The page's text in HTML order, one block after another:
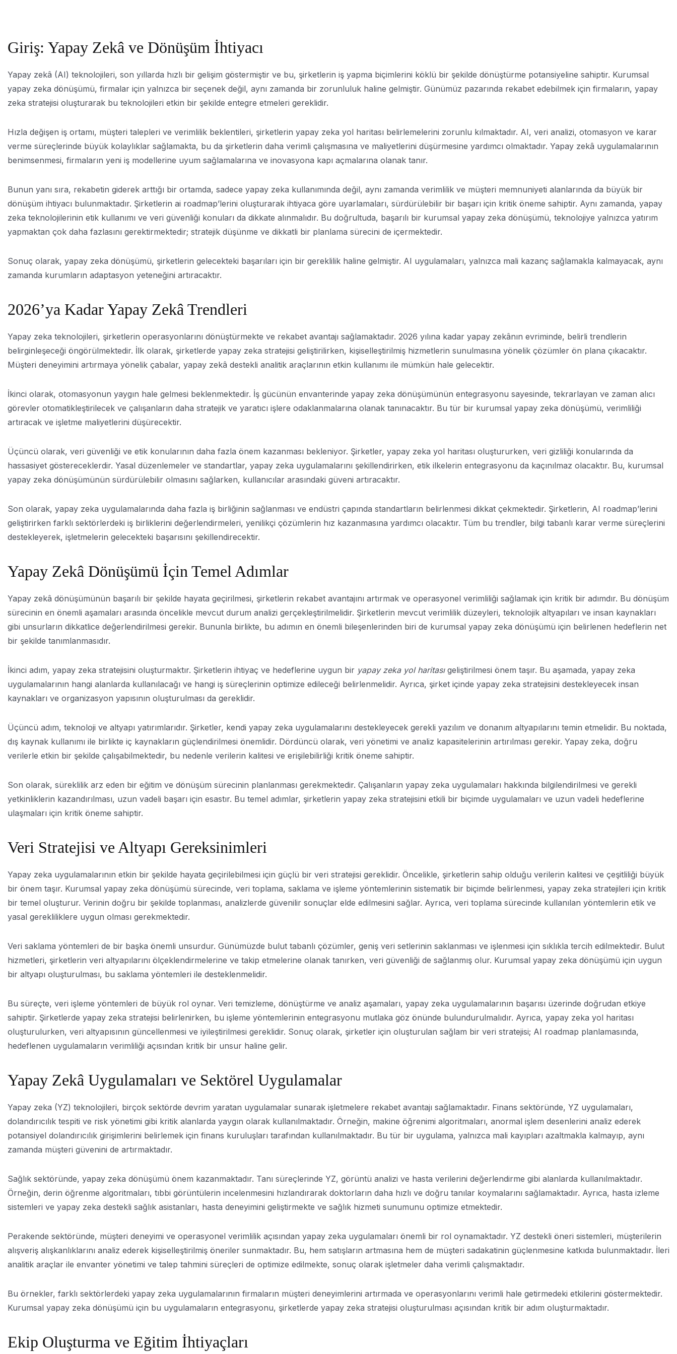
Giriş: Yapay Zekâ ve Dönüşüm İhtiyacı
Yapay zekâ (AI) teknolojileri, son yıllarda hızlı bir gelişim göstermiştir ve bu, şirketlerin iş yapma biçimlerini köklü bir şekilde dönüştürme potansiyeline sahiptir. Kurumsal
yapay zeka dönüşümü, firmalar için yalnızca bir seçenek değil, aynı zamanda bir zorunluluk haline gelmiştir. Günümüz pazarında rekabet edebilmek için firmaların, yapay
zeka stratejisi oluşturarak bu teknolojileri etkin bir şekilde entegre etmeleri gereklidir.
Hızla değişen iş ortamı, müşteri talepleri ve verimlilik beklentileri, şirketlerin yapay zeka yol haritası belirlemelerini zorunlu kılmaktadır. AI, veri analizi, otomasyon ve karar
verme süreçlerinde büyük kolaylıklar sağlamakta, bu da şirketlerin daha verimli çalışmasına ve maliyetlerini düşürmesine yardımcı olmaktadır. Yapay zekâ uygulamalarının
benimsenmesi, firmaların yeni iş modellerine uyum sağlamalarına ve inovasyona kapı açmalarına olanak tanır.
Bunun yanı sıra, rekabetin giderek arttığı bir ortamda, sadece yapay zeka kullanımında değil, aynı zamanda verimlilik ve müşteri memnuniyeti alanlarında da büyük bir
dönüşüm ihtiyacı bulunmaktadır. Şirketlerin ai roadmap’lerini oluşturarak ihtiyaca göre uyarlamaları, sürdürülebilir bir başarı için kritik öneme sahiptir. Aynı zamanda, yapay
zeka teknolojilerinin etik kullanımı ve veri güvenliği konuları da dikkate alınmalıdır. Bu doğrultuda, başarılı bir kurumsal yapay zeka dönüşümü, teknolojiye yalnızca yatırım
yapmaktan çok daha fazlasını gerektirmektedir; stratejik düşünme ve dikkatli bir planlama sürecini de içermektedir.
Sonuç olarak, yapay zeka dönüşümü, şirketlerin gelecekteki başarıları için bir gereklilik haline gelmiştir. AI uygulamaları, yalnızca mali kazanç sağlamakla kalmayacak, aynı
zamanda kurumların adaptasyon yeteneğini artıracaktır.
2026’ya Kadar Yapay Zekâ Trendleri
Yapay zeka teknolojileri, şirketlerin operasyonlarını dönüştürmekte ve rekabet avantajı sağlamaktadır. 2026 yılına kadar yapay zekânın evriminde, belirli trendlerin
belirginleşeceği öngörülmektedir. İlk olarak, şirketlerde yapay zeka stratejisi geliştirilirken, kişiselleştirilmiş hizmetlerin sunulmasına yönelik çözümler ön plana çıkacaktır.
Müşteri deneyimini artırmaya yönelik çabalar, yapay zekâ destekli analitik araçlarının etkin kullanımı ile mümkün hale gelecektir.
İkinci olarak, otomasyonun yaygın hale gelmesi beklenmektedir. İş gücünün envanterinde yapay zeka dönüşümünün entegrasyonu sayesinde, tekrarlayan ve zaman alıcı
görevler otomatikleştirilecek ve çalışanların daha stratejik ve yaratıcı işlere odaklanmalarına olanak tanınacaktır. Bu tür bir kurumsal yapay zeka dönüşümü, verimliliği
artıracak ve işletme maliyetlerini düşürecektir.
Üçüncü olarak, veri güvenliği ve etik konularının daha fazla önem kazanması bekleniyor. Şirketler, yapay zeka yol haritası oluştururken, veri gizliliği konularında da
hassasiyet göstereceklerdir. Yasal düzenlemeler ve standartlar, yapay zeka uygulamalarını şekillendirirken, etik ilkelerin entegrasyonu da kaçınılmaz olacaktır. Bu, kurumsal
yapay zeka dönüşümünün sürdürülebilir olmasını sağlarken, kullanıcılar arasındaki güveni artıracaktır.
Son olarak, yapay zeka uygulamalarında daha fazla iş birliğinin sağlanması ve endüstri çapında standartların belirlenmesi dikkat çekmektedir. Şirketlerin, AI roadmap’lerini
geliştirirken farklı sektörlerdeki iş birliklerini değerlendirmeleri, yenilikçi çözümlerin hız kazanmasına yardımcı olacaktır. Tüm bu trendler, bilgi tabanlı karar verme süreçlerini
destekleyerek, işletmelerin gelecekteki başarısını şekillendirecektir.
Yapay Zekâ Dönüşümü İçin Temel Adımlar
Yapay zekâ dönüşümünün başarılı bir şekilde hayata geçirilmesi, şirketlerin rekabet avantajını artırmak ve operasyonel verimliliği sağlamak için kritik bir adımdır. Bu dönüşüm
sürecinin en önemli aşamaları arasında öncelikle mevcut durum analizi gerçekleştirilmelidir. Şirketlerin mevcut verimlilik düzeyleri, teknolojik altyapıları ve insan kaynakları
gibi unsurların dikkatlice değerlendirilmesi gerekir. Bununla birlikte, bu adımın en önemli bileşenlerinden biri de kurumsal yapay zeka dönüşümü için belirlenen hedeflerin net
bir şekilde tanımlanmasıdır.
İkinci adım, yapay zeka stratejisini oluşturmaktır. Şirketlerin ihtiyaç ve hedeflerine uygun bir yapay zeka yol haritasıgeliştirilmesi önem taşır. Bu aşamada, yapay zeka
uygulamalarının hangi alanlarda kullanılacağı ve hangi iş süreçlerinin optimize edileceği belirlenmelidir. Ayrıca, şirket içinde yapay zeka stratejisini destekleyecek insan
kaynakları ve organizasyon yapısının oluşturulması da gereklidir.
Üçüncü adım, teknoloji ve altyapı yatırımlarıdır. Şirketler, kendi yapay zeka uygulamalarını destekleyecek gerekli yazılım ve donanım altyapılarını temin etmelidir. Bu noktada,
dış kaynak kullanımı ile birlikte iç kaynakların güçlendirilmesi önemlidir. Dördüncü olarak, veri yönetimi ve analiz kapasitelerinin artırılması gerekir. Yapay zeka, doğru
verilerle etkin bir şekilde çalışabilmektedir, bu nedenle verilerin kalitesi ve erişilebilirliği kritik öneme sahiptir.
Son olarak, süreklilik arz eden bir eğitim ve dönüşüm sürecinin planlanması gerekmektedir. Çalışanların yapay zeka uygulamaları hakkında bilgilendirilmesi ve gerekli
yetkinliklerin kazandırılması, uzun vadeli başarı için esastır. Bu temel adımlar, şirketlerin yapay zeka stratejisini etkili bir biçimde uygulamaları ve uzun vadeli hedeflerine
ulaşmaları için kritik öneme sahiptir.
Veri Stratejisi ve Altyapı Gereksinimleri
Yapay zeka uygulamalarının etkin bir şekilde hayata geçirilebilmesi için güçlü bir veri stratejisi gereklidir. Öncelikle, şirketlerin sahip olduğu verilerin kalitesi ve çeşitliliği büyük
bir önem taşır. Kurumsal yapay zeka dönüşümü sürecinde, veri toplama, saklama ve işleme yöntemlerinin sistematik bir biçimde belirlenmesi, yapay zeka stratejileri için kritik
bir temel oluşturur. Verinin doğru bir şekilde toplanması, analizlerde güvenilir sonuçlar elde edilmesini sağlar. Ayrıca, veri toplama sürecinde kullanılan yöntemlerin etik ve
yasal gerekliliklere uygun olması gerekmektedir.
Veri saklama yöntemleri de bir başka önemli unsurdur. Günümüzde bulut tabanlı çözümler, geniş veri setlerinin saklanması ve işlenmesi için sıklıkla tercih edilmektedir. Bulut
hizmetleri, şirketlerin veri altyapılarını ölçeklendirmelerine ve takip etmelerine olanak tanırken, veri güvenliği de sağlanmış olur. Kurumsal yapay zeka dönüşümü için uygun
bir altyapı oluşturulması, bu saklama yöntemleri ile desteklenmelidir.
Bu süreçte, veri işleme yöntemleri de büyük rol oynar. Veri temizleme, dönüştürme ve analiz aşamaları, yapay zeka uygulamalarının başarısı üzerinde doğrudan etkiye
sahiptir. Şirketlerde yapay zeka stratejisi belirlenirken, bu işleme yöntemlerinin entegrasyonu mutlaka göz önünde bulundurulmalıdır. Ayrıca, yapay zeka yol haritası
oluşturulurken, veri altyapısının güncellenmesi ve iyileştirilmesi gereklidir. Sonuç olarak, şirketler için oluşturulan sağlam bir veri stratejisi; AI roadmap planlamasında,
hedeflenen uygulamaların verimliliği açısından kritik bir unsur haline gelir.
Yapay Zekâ Uygulamaları ve Sektörel Uygulamalar
Yapay zeka (YZ) teknolojileri, birçok sektörde devrim yaratan uygulamalar sunarak işletmelere rekabet avantajı sağlamaktadır. Finans sektöründe, YZ uygulamaları,
dolandırıcılık tespiti ve risk yönetimi gibi kritik alanlarda yaygın olarak kullanılmaktadır. Örneğin, makine öğrenimi algoritmaları, anormal işlem desenlerini analiz ederek
potansiyel dolandırıcılık girişimlerini belirlemek için finans kuruluşları tarafından kullanılmaktadır. Bu tür bir uygulama, yalnızca mali kayıpları azaltmakla kalmayıp, aynı
zamanda müşteri güvenini de artırmaktadır.
Sağlık sektöründe, yapay zeka dönüşümü önem kazanmaktadır. Tanı süreçlerinde YZ, görüntü analizi ve hasta verilerini değerlendirme gibi alanlarda kullanılmaktadır.
Örneğin, derin öğrenme algoritmaları, tıbbi görüntülerin incelenmesini hızlandırarak doktorların daha hızlı ve doğru tanılar koymalarını sağlamaktadır. Ayrıca, hasta izleme
sistemleri ve yapay zeka destekli sağlık asistanları, hasta deneyimini geliştirmekte ve sağlık hizmeti sunumunu optimize etmektedir.
Perakende sektöründe, müşteri deneyimi ve operasyonel verimlilik açısından yapay zeka uygulamaları önemli bir rol oynamaktadır. YZ destekli öneri sistemleri, müşterilerin
alışveriş alışkanlıklarını analiz ederek kişiselleştirilmiş öneriler sunmaktadır. Bu, hem satışların artmasına hem de müşteri sadakatinin güçlenmesine katkıda bulunmaktadır. İleri
analitik araçlar ile envanter yönetimi ve talep tahmini süreçleri de optimize edilmekte, sonuç olarak işletmeler daha verimli çalışmaktadır.
Bu örnekler, farklı sektörlerdeki yapay zeka uygulamalarının firmaların müşteri deneyimlerini artırmada ve operasyonlarını verimli hale getirmedeki etkilerini göstermektedir.
Kurumsal yapay zeka dönüşümü için bu uygulamaların entegrasyonu, şirketlerde yapay zeka stratejisi oluşturulması açısından kritik bir adım oluşturmaktadır.
Ekip Oluşturma ve Eğitim İhtiyaçları